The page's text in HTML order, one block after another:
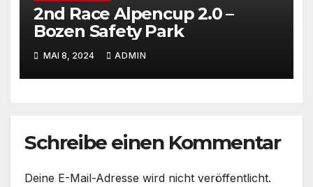
2nd Race Alpencup 2.0 –
Bozen Safety Park
MAI 8, 2024 ADMIN
Schreibe einen Kommentar
Deine E-Mail-Adresse wird nicht veröffentlicht.